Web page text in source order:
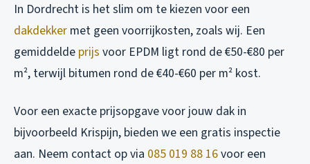
In Dordrecht is het slim om te kiezen voor een
dakdekker met geen voorrijkosten, zoals wij. Een
gemiddelde prijs voor EPDM ligt rond de €50-€80 per
m², terwijl bitumen rond de €40-€60 per m² kost.
Voor een exacte prijsopgave voor jouw dak in
bijvoorbeeld Krispijn, bieden we een gratis inspectie
aan. Neem contact op via 085 019 88 16voor een